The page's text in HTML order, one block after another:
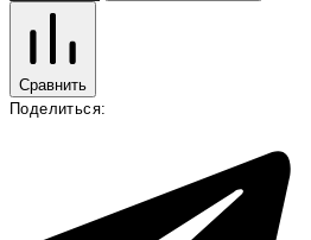
Сравнить
Поделиться: